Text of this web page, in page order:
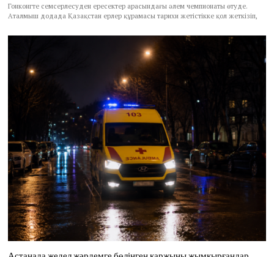
Гонконгте семсерлесуден ересектер арасындағы әлем чемпионаты өтуде.
Аталмыш додада Қазақстан ерлер құрамасы тарихи жетістікке қол жеткізіп,